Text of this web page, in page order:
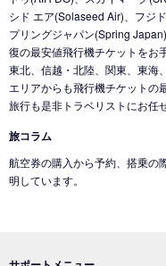
東京 (東京国際空港(羽田))
東京 (東京国際空港(羽田))
東京 (成田国際空港) →
東京 (成田国際空港) →ナ
東京 (成田国際空港) →ク
東京 (成田国際空港)→コ
東京 (東京国際空港(羽田))
東京 (成田国際空港)→ヌ
シド エア(Solaseed Air)、フジ
プリングジャパン(Spring
復の最安値飛行機チケットをお
東北、信越・北陸、関東、東海
エリアからも飛行機チケットの
旅行も是非トラベリストにお任
旅コラム
航空券の購入から予約、搭乗の
明しています。